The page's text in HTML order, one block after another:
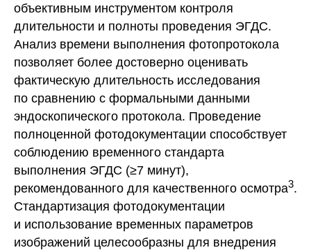
объективным инструментом контроля
длительности и полноты проведения ЭГДС.
Анализ времени выполнения фотопротокола
позволяет более достоверно оценивать
фактическую длительность исследования
по сравнению с формальными данными
эндоскопического протокола. Проведение
полноценной фотодокументации способствует
соблюдению временного стандарта
выполнения ЭГДС (≥7 минут),
рекомендованного для качественного осмотра3.
Стандартизация фотодокументации
и использование временных параметров
изображений целесообразны для внедрения